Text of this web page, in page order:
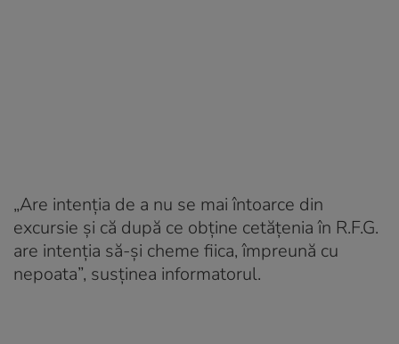
„Are intenția de a nu se mai întoarce din
excursie și că după ce obține cetățenia în R.F.G.
are intenția să-și cheme fiica, împreună cu
nepoata”, susținea informatorul.